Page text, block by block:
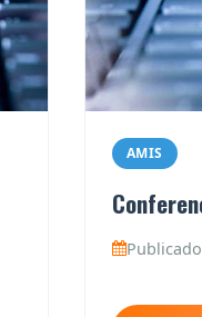
AMIS